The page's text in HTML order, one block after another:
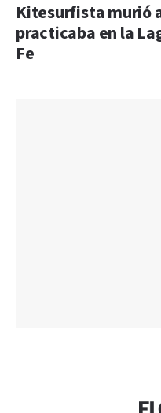
Kitesurfista murió
practicaba en la
Fe